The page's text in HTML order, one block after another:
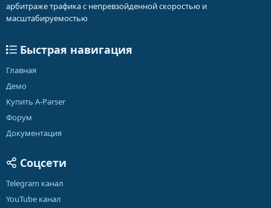
арбитраже трафика с непревзойденной скоростью и
масштабируемостью
Быстрая навигация
Главная
Демо
Купить A-Parser
Форум
Документация
Соцсети
Telegram канал
YouTube канал